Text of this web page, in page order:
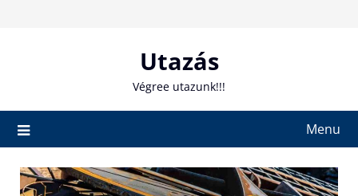
Utazás
Végree utazunk!!!
Menu